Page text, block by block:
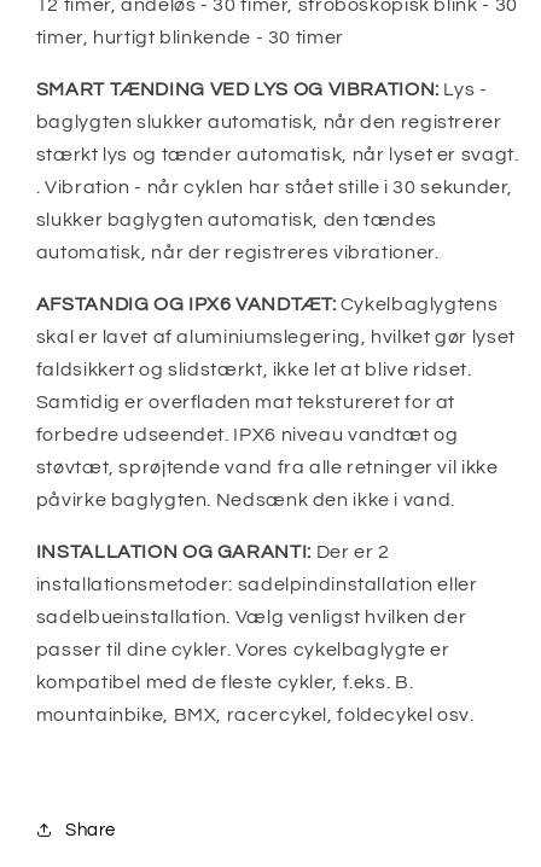
12 timer, åndeløs - 30 timer, stroboskopisk blink - 30
timer, hurtigt blinkende - 30 timer
SMART TÆNDING VED LYS OG VIBRATION: Lys -
baglygten slukker automatisk, når den registrerer
stærkt lys og tænder automatisk, når lyset er svagt.
. Vibration - når cyklen har stået stille i 30 sekunder,
slukker baglygten automatisk, den tændes
automatisk, når der registreres vibrationer.
AFSTANDIG OG IPX6 VANDTÆT: Cykelbaglygtens
skal er lavet af aluminiumslegering, hvilket gør lyset
faldsikkert og slidstærkt, ikke let at blive ridset.
Samtidig er overfladen mat tekstureret for at
forbedre udseendet. IPX6 niveau vandtæt og
støvtæt, sprøjtende vand fra alle retninger vil ikke
påvirke baglygten. Nedsænk den ikke i vand.
INSTALLATION OG GARANTI: Der er 2
installationsmetoder: sadelpindinstallation eller
sadelbueinstallation. Vælg venligst hvilken der
passer til dine cykler. Vores cykelbaglygte er
kompatibel med de fleste cykler, f.eks. B.
mountainbike, BMX, racercykel, foldecykel osv.
Share